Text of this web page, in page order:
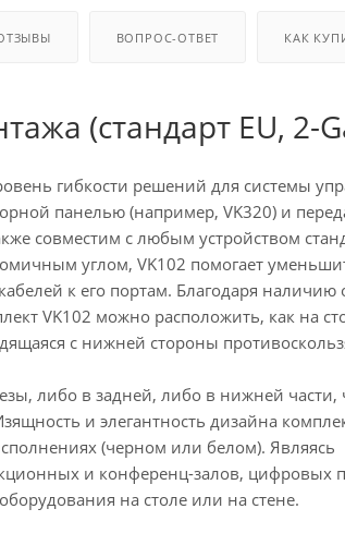
ВОПРОС-ОТВЕТ КАК
(стандарт EU, 2-
гибкости решений для системы
панелью (например, VK320) и
совместим с любым устройством
углом, VK102 помогает
к его портам. Благодаря наличию
VK102 можно расположить, как на
с нижней стороны
либо в задней, либо в нижней части,
и элегантность дизайна
(черном или белом). Являясь
и конференц-залов, цифровых
на столе или на стене.